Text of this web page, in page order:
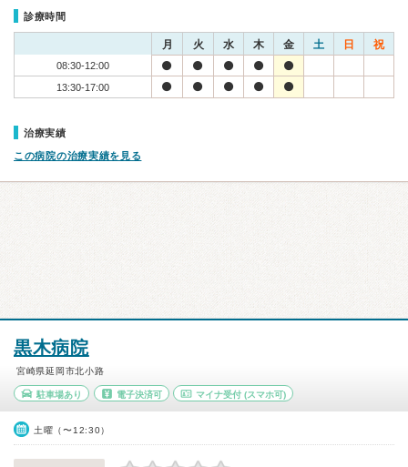
診療時間
月 火 水 木 金 土 日 祝
08:30-12:00
13:30-17:00
治療実績
この病院の治療実績を見る
黒木病院
宮崎県延岡市北小路
駐車場あり 電子決済可 マイナ受付 (スマホ可)
土曜（〜12:30）